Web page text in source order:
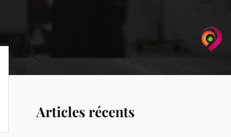
Articles récents